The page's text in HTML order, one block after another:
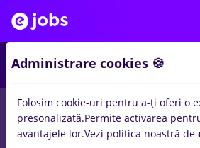
locuri de muncaconsilier service,
pentruFara experientainTransport /
Sanatate
Administrare cookies 🍪
Folosim cookie-uri pentru a-ți oferi o
presonalizată.Permite activarea
avantajele lor.Vezi politica noastră de